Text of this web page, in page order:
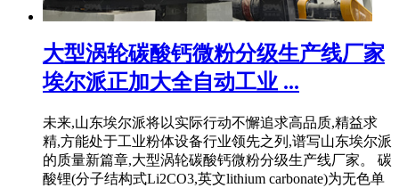
大型涡轮碳酸钙微粉分级生产线厂家
埃尔派正加大全自动工业 ...
未来,山东埃尔派将以实际行动不懈追求高品质,精益求
精,方能处于工业粉体设备行业领先之列,谱写山东埃尔派
的质量新篇章,大型涡轮碳酸钙微粉分级生产线厂家。 碳
酸锂(分子结构式Li2CO3,英文lithium carbonate)为无色单